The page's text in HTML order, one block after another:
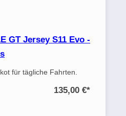
GT Jersey S11 Evo -
für tägliche Fahrten.
135,00 €*